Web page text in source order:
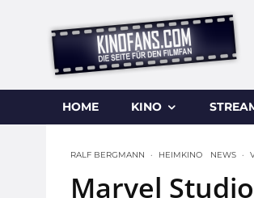
HOME KINO
RALF BERGMANN · HEIMKINO NEWS ·
Marvel